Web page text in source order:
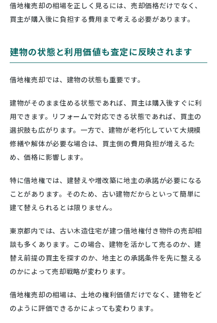
借地権売却の相場を正しく見るには、売却価格だけでなく、
買主が購入後に負担する費用まで考える必要があります。
建物の状態と利用価値も査定に反映されます
借地権売却では、建物の状態も重要です。
建物がそのまま住める状態であれば、買主は購入後すぐに利
用できます。リフォームで対応できる状態であれば、買主の
選択肢も広がります。一方で、建物が老朽化していて大規模
修繕や解体が必要な場合は、買主側の費用負担が増えるた
め、価格に影響します。
特に借地権では、建替えや増改築に地主の承諾が必要になる
ことがあります。そのため、古い建物だからといって簡単に
建て替えられるとは限りません。
東京都内では、古い木造住宅が建つ借地権付き物件の売却相
談も多くあります。この場合、建物を活かして売るのか、建
替え前提の買主を探すのか、地主との承諾条件を先に整える
のかによって売却戦略が変わります。
借地権売却の相場は、土地の権利価値だけでなく、建物をど
のように評価できるかによっても変わります。